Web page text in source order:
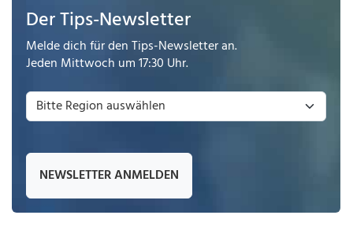
Der Tips-Newsletter
Melde dich für den Tips-Newsletter an.
Jeden Mittwoch um 17:30 Uhr.
NEWSLETTER ANMELDEN